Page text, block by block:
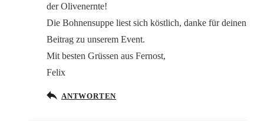
der Olivenernte!
Die Bohnensuppe liest sich köstlich, danke für deinen
Beitrag zu unserem Event.
Mit besten Grüssen aus Fernost,
Felix
ANTWORTEN